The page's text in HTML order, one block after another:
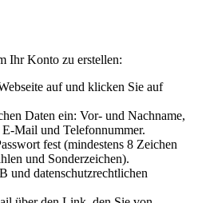
Ihr Konto zu erstellen:
auf und klicken Sie auf
Daten ein: Vor- und Nachname,
Mail und Telefonnummer.
fest (mindestens 8 Zeichen
und Sonderzeichen).
und datenschutzrechtlichen